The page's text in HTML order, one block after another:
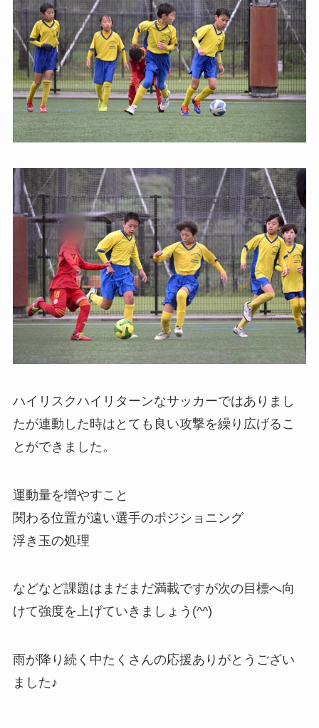
ハイリスクハイリターンなサッカーではありまし
たが連動した時はとても良い攻撃を繰り広げるこ
とができました。
運動量を増やすこと
関わる位置が遠い選手のポジショニング
浮き玉の処理
などなど課題はまだまだ満載ですが次の目標へ向
けて強度を上げていきましょう(^^)
雨が降り続く中たくさんの応援ありがとうござい
ました♪